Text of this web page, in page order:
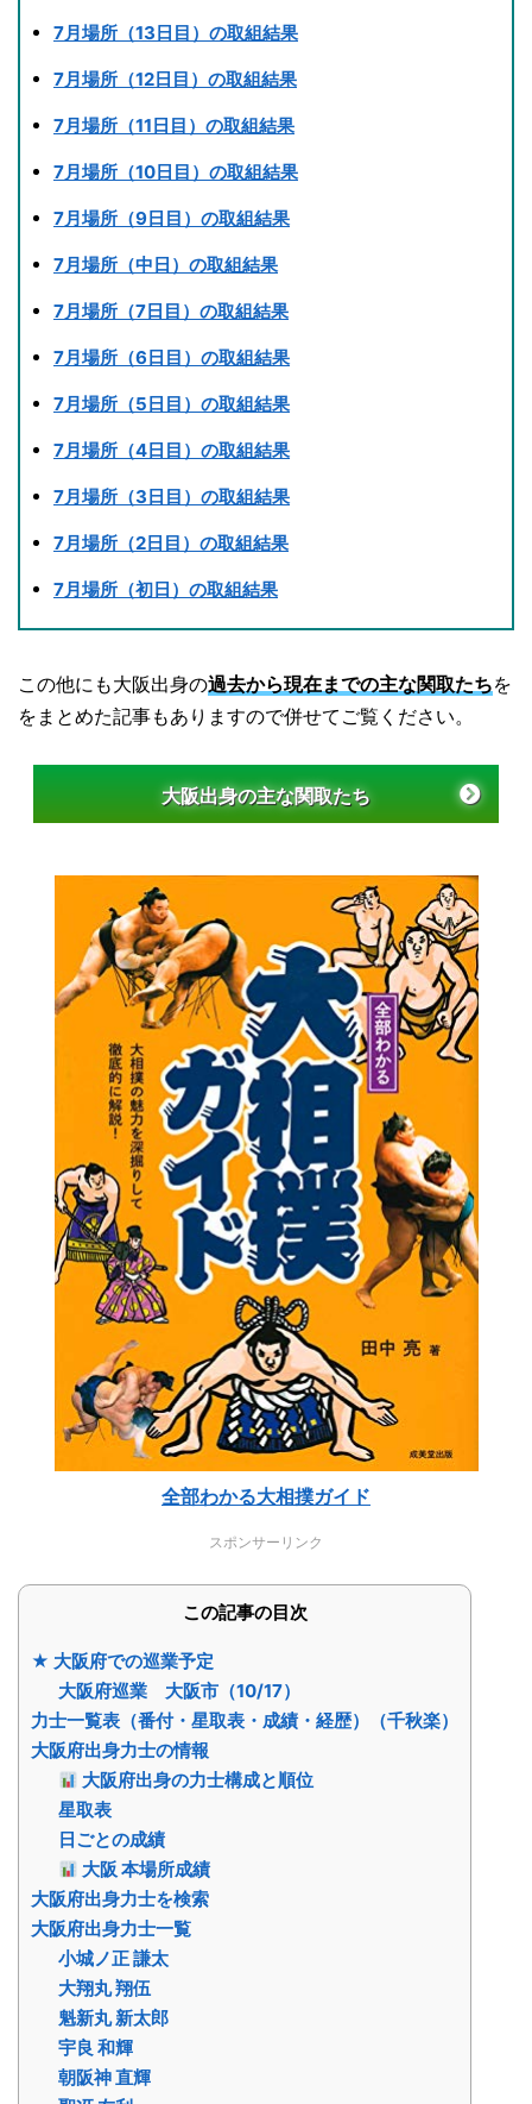
7月場所（13日目）の取組結果
7月場所（12日目）の取組結果
7月場所（11日目）の取組結果
7月場所（10日目）の取組結果
7月場所（9日目）の取組結果
7月場所（中日）の取組結果
7月場所（7日目）の取組結果
7月場所（6日目）の取組結果
7月場所（5日目）の取組結果
7月場所（4日目）の取組結果
7月場所（3日目）の取組結果
7月場所（2日目）の取組結果
7月場所（初日）の取組結果
この他にも大阪出身の過去から現在までの主な関取たちを
をまとめた記事もありますので併せてご覧ください。
大阪出身の主な関取たち
全部わかる大相撲ガイド
スポンサーリンク
この記事の目次
★ 大阪府での巡業予定
大阪府巡業 大阪市（10/17）
力士一覧表（番付・星取表・成績・経歴）（千秋楽）
大阪府出身力士の情報
大阪府出身の力士構成と順位
星取表
日ごとの成績
大阪 本場所成績
大阪府出身力士を検索
大阪府出身力士一覧
小城ノ正 謙太
大翔丸 翔伍
魁新丸 新太郎
宇良 和輝
朝阪神 直輝